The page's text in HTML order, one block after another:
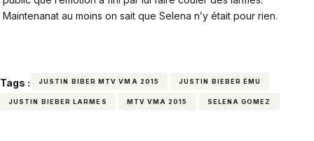
Maintenanat au moins on sait que Selena n’y était pour rien.
Tags : JUSTIN BIBER MTV VMA 2015 JUSTIN BIEBER ÉMU
JUSTIN BIEBER LARMES MTV VMA 2015 SELENA GOMEZ